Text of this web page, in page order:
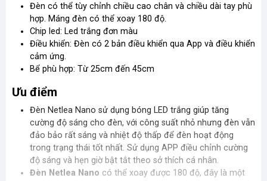
Đèn có thể tùy chỉnh chiều cao chân và chiều dài tay phù
hợp. Máng đèn có thể xoay 180 độ.
Chip led: Led trắng đơn màu
Điều khiển: Đèn có 2 bản điều khiển qua App và điều khiển
cảm ứng.
Bể phù hợp: Từ 25cm đến 45cm
Ưu điểm
Đèn Netlea Nano sử dụng bóng LED trắng giúp tăng
cường độ sáng cho đèn, với công suất nhỏ nhưng đèn vẫn
đảo bảo rất sáng và nhiệt độ thấp để đèn hoạt động
trong trạng thái tốt nhất. Sử dụng APP điều chỉnh cường
độ sáng và hẹn giờ bật tắt theo sở thích cá nhân.
Đèn Netlea Nano có thể xoay được 180 độ, đây là một